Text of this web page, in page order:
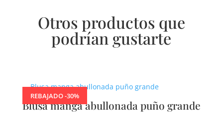
Otros productos que
podrían gustarte
REBAJADO -30%
Blusa manga abullonada puño grande